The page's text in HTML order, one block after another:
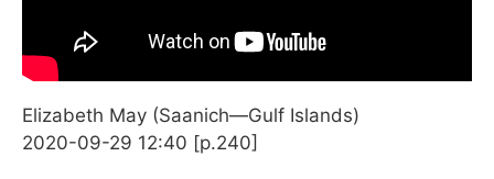
Elizabeth May (Saanich—Gulf Islands)
2020-09-29 12:40 [p.240]